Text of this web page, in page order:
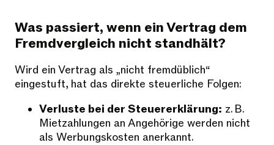
Was passiert, wenn ein Vertrag dem
Fremdvergleich nicht standhält?
Wird ein Vertrag als „nicht fremdüblich“
eingestuft, hat das direkte steuerliche Folgen:
Verluste bei der Steuererklärung: z. B.
Mietzahlungen an Angehörige werden nicht
als Werbungskosten anerkannt.